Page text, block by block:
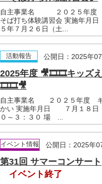
自主事業名 ２０２５年度
そば打ち体験講習会 実施年
５年７月２６日（土...
活動報告 公開日：2025年
2025年度 🎥🎞🎞キッズ
🎞🎞🎥
自主事業名 ２０２５年度 キ
かい 実施年月日 ７月１８日
０～３：３０ 場 ...
イベント情報 公開日：2025年
第31回 サマーコンサート
イベント終了